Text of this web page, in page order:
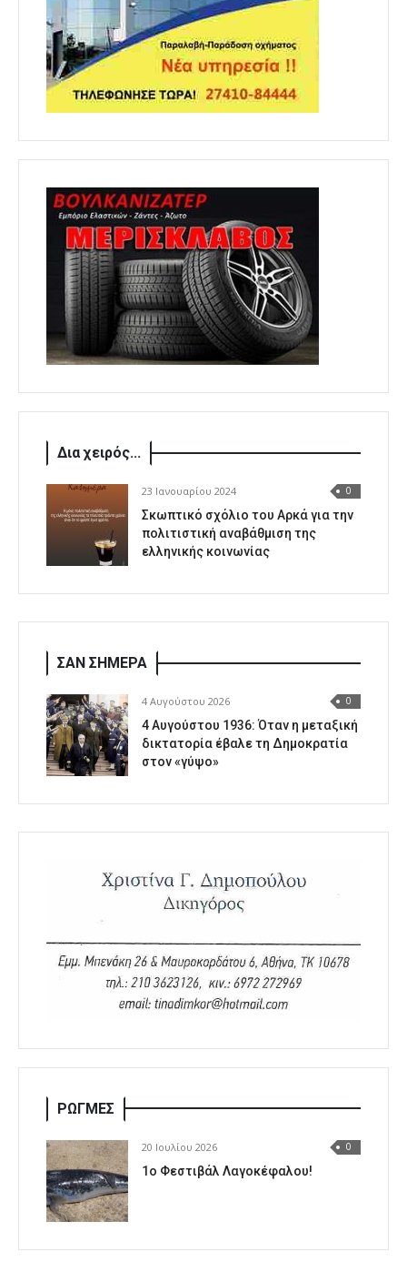
Δια χειρός...
23 Ιανουαρίου 2024 0
Σκωπτικό σχόλιο του Αρκά για την
πολιτιστική αναβάθμιση της
ελληνικής κοινωνίας
ΣΑΝ ΣΗΜΕΡΑ
4 Αυγούστου 2026 0
4 Αυγούστου 1936: Όταν η μεταξική
δικτατορία έβαλε τη Δημοκρατία
στον «γύψο»
ΡΩΓΜΕΣ
20 Ιουλίου 2026 0
1o Φεστιβάλ Λαγοκέφαλου!